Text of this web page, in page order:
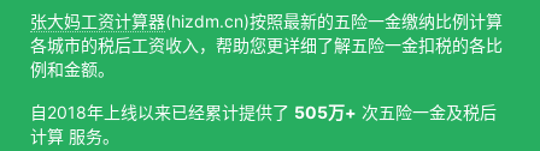
张大妈工资计算器(hizdm.cn)按照最新的五险一金缴纳比例计算
各城市的税后工资收入，帮助您更详细了解五险一金扣税的各比
例和金额。
自2018年上线以来已经累计提供了 505万+ 次五险一金及税后
计算 服务。